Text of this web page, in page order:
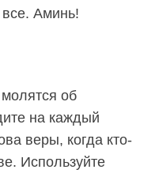
Аминь!
об
на каждый
веры, когда кто-
Используйте